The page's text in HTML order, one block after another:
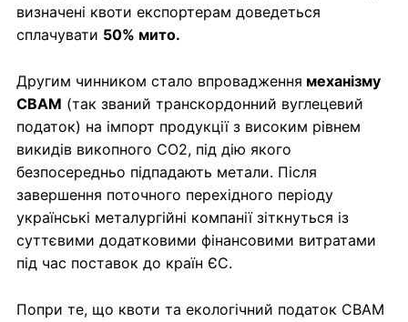
визначені квоти експортерам доведеться
сплачувати 50% мито.
Другим чинником стало впровадження механізму
CBAM (так званий транскордонний вуглецевий
податок) на імпорт продукції з високим рівнем
викидів викопного CO2, під дію якого
безпосередньо підпадають метали. Після
завершення поточного перехідного періоду
українські металургійні компанії зіткнуться із
суттєвими додатковими фінансовими витратами
під час поставок до країн ЄС.
Попри те, що квоти та екологічний податок CBAM